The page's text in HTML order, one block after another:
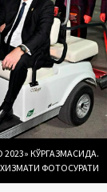
КЎРГАЗМАСИДА.
ФОТОСУРАТИ